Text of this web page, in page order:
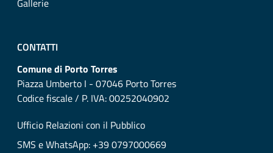
Gallerie
CONTATTI
Comune di Porto Torres
Piazza Umberto I - 07046 Porto Torres
Codice fiscale / P. IVA: 00252040902
Ufficio Relazioni con il Pubblico
SMS e WhatsApp: +39 0797000669